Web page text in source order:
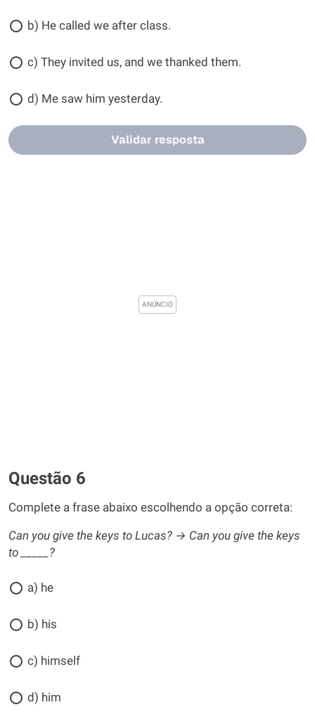
b) He called we after class.
c) They invited us, and we thanked them.
d) Me saw him yesterday.
Validar resposta
Questão 6
Complete a frase abaixo escolhendo a opção correta:
Can you give the keys to Lucas? → Can you give the keys
to _____?
a) he
b) his
c) himself
d) him